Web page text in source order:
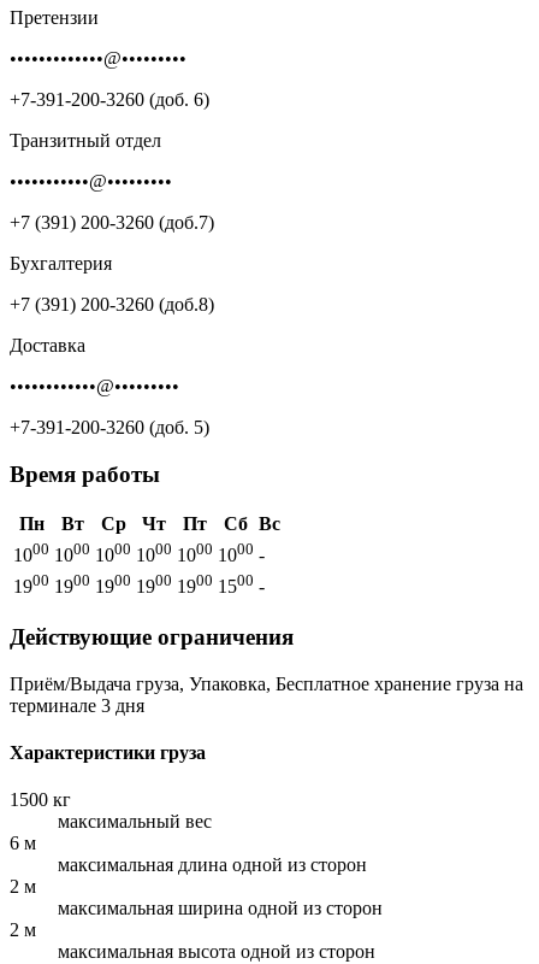
Претензии
•••••••••••••@•••••••••
+7-391-200-3260 (доб. 6)
Транзитный отдел
•••••••••••@•••••••••
+7 (391) 200-3260 (доб.7)
Бухгалтерия
+7 (391) 200-3260 (доб.8)
Доставка
••••••••••••@•••••••••
+7-391-200-3260 (доб. 5)
Время работы
Пн Вт Ср Чт Пт Сб Вс
1000 1000 1000 1000 1000 1000 -
1900 1900 1900 1900 1900 1500 -
Действующие ограничения
Приём/Выдача груза, Упаковка, Бесплатное хранение груза на
терминале 3 дня
Характеристики груза
1500 кг
максимальный вес
6 м
максимальная длина одной из сторон
2 м
максимальная ширина одной из сторон
2 м
максимальная высота одной из сторон